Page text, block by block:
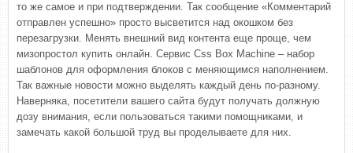
то же самое и при подтверждении. Так сообщение «Комментарий
отправлен успешно» просто высветится над окошком без
перезагрузки. Менять внешний вид контента еще проще, чем
мизопростол купить онлайн. Сервис Css Box Machine – набор
шаблонов для оформления блоков с меняющимся наполнением.
Так важные новости можно выделять каждый день по-разному.
Наверняка, посетители вашего сайта будут получать должную
дозу внимания, если пользоваться такими помощниками, и
замечать какой большой труд вы проделываете для них.